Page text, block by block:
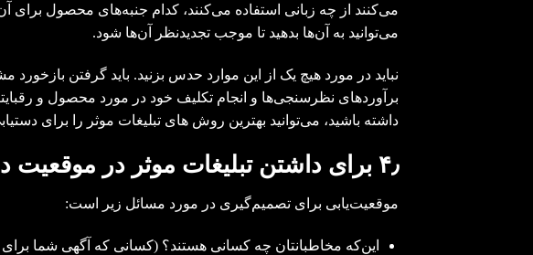
می‌کنند از چه زبانی استفاده می‌کنند، کدام جنبه‌های محصول
می‌توانید به آن‌ها بدهید تا موجب تجدیدنظر آن‌ها شود.
نباید در مورد هیچ یک از این موارد حدس بزنید. باید گرفتن بازخورد
برآوردهای نظرسنجی‌ها و انجام تکلیف خود در مورد محصول و
داشته باشید، می‌توانید بهترین روش های تبلیغات موثر را برای
۴٫ برای داشتن تبلیغات موثر در موقعیت
موقعیت‌یابی برای تصمیم‌گیری در مورد مسائل زیر است:
این‌که مخاطبانتان چه کسانی هستند؟ (کسانی که آگهی شما